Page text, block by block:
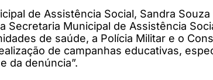
de Assistência Social, Sandra
Secretaria Municipal de Assistência
de saúde, a Polícia Militar e o
de campanhas educativas,
da denúncia”.